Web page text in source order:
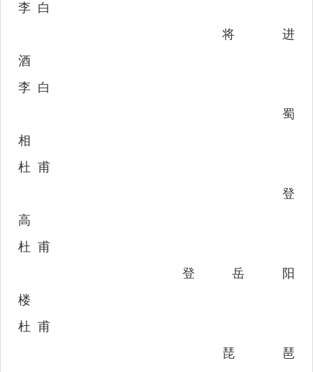
李 白
将进
酒
李 白
蜀
相
杜 甫
登
高
杜 甫
登岳阳
楼
杜 甫
琵琶